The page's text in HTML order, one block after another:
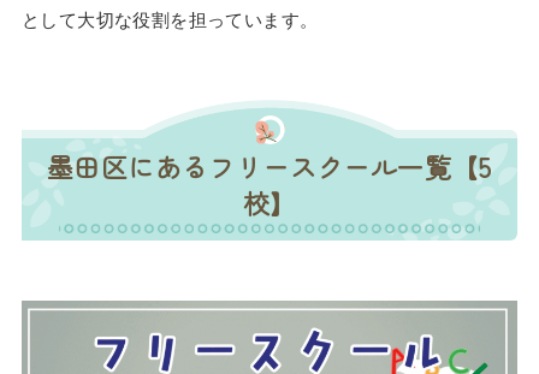
として大切な役割を担っています。
墨田区にあるフリースクール一覧【5
校】